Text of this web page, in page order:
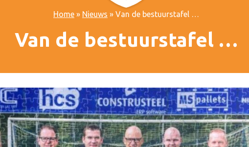
Home » Nieuws » Van de bestuurstafel …
Van de bestuurstafel …